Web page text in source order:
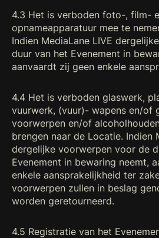
4.3 Het is verboden foto-, film-
opnameapparatuur mee te
Indien MediaLane LIVE
duur van het Evenement in
aanvaardt zij geen enkele
4.4 Het is verboden glaswerk,
vuurwerk, (vuur)- wapens en/of
voorwerpen en/of
brengen naar de Locatie. Indien
dergelijke voorwerpen voor de
Evenement in bewaring neemt,
enkele aansprakelijkheid ter
voorwerpen zullen in beslag
worden geretourneerd.
4.5 Registratie van het